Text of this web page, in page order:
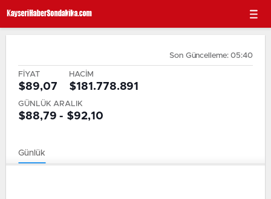
Son Güncelleme: 05:40
FİYAT
$89,07
HACİM
$181.778.891
GÜNLÜK ARALIK
$88,79 - $92,10
Günlük